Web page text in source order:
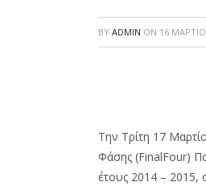
BY ADMIN ON 16
Την Τρίτη 17
Φάσης (FinalFour)
έτους 2014 – 2015,